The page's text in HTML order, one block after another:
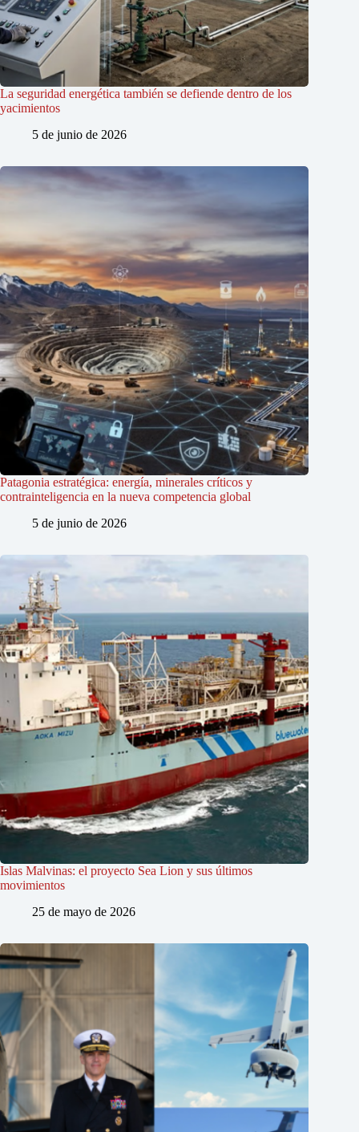
La seguridad energética también se defiende dentro de los
yacimientos
5 de junio de 2026
Patagonia estratégica: energía, minerales críticos y
contrainteligencia en la nueva competencia global
5 de junio de 2026
Islas Malvinas: el proyecto Sea Lion y sus últimos
movimientos
25 de mayo de 2026